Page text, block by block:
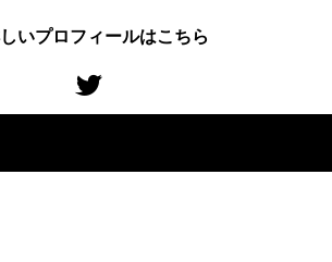
いプロフィールはこちら